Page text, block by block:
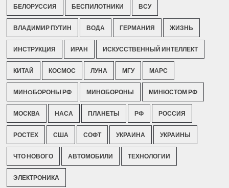
БЕЛОРУССИЯ БЕСПИЛОТНИКИ ВСУ
ВЛАДИМИР ПУТИН ВОДА ГЕРМАНИЯ ЖИЗНЬ
ИНСТРУКЦИЯ ИРАН ИСКУССТВЕННЫЙ ИНТЕЛЛЕКТ
КИТАЙ КОСМОС ЛУНА МГУ МАРС
МИНOБОРОНЫ РФ МИНОБОРОНЫ МИНЮСТОМ РФ
МОСКВА НАСА ПЛАНЕТЫ РФ РОССИЯ
РОСТЕХ США СОФТ УКРАИНА УКРАИНЫ
ЧТО НОВОГО АВТОМОБИЛИ ТЕХНОЛОГИИ
ЭЛЕКТРОНИКА